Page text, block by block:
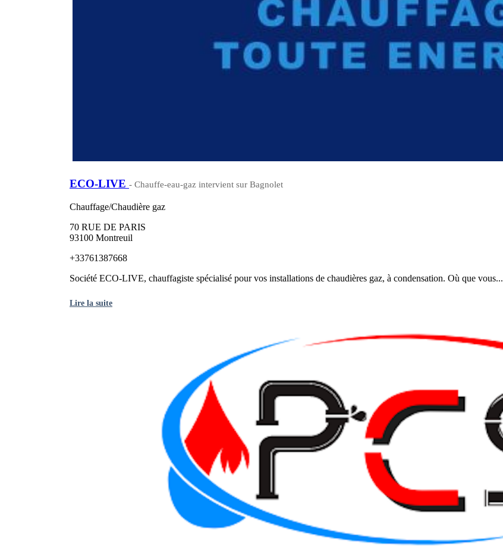
ECO-LIVE - Chauffe-eau-gaz intervient sur Bagnolet
Chauffage/Chaudière gaz
70 RUE DE PARIS
93100 Montreuil
+33761387668
Société ECO-LIVE, chauffagiste spécialisé pour vos installations de chaudières gaz, à condensation. Où que vous...
Lire la suite